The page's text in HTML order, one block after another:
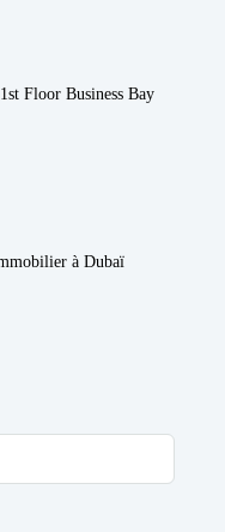
Floor Business Bay
à Dubaï